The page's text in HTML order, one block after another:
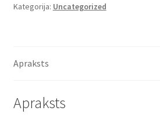
Kategorija: Uncategorized
Apraksts
Apraksts